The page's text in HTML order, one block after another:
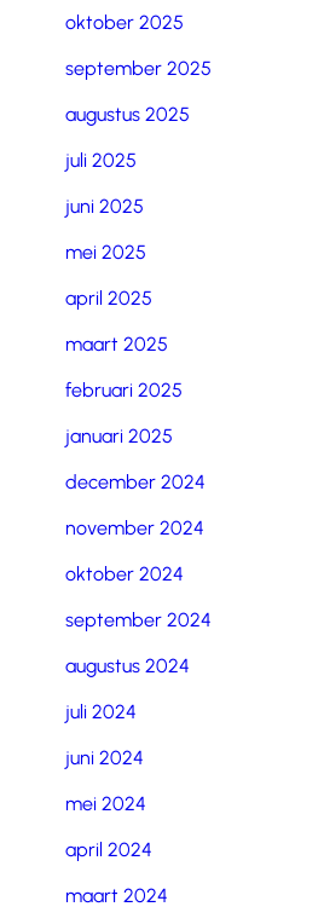
oktober 2025
september 2025
augustus 2025
juli 2025
juni 2025
mei 2025
april 2025
maart 2025
februari 2025
januari 2025
december 2024
november 2024
oktober 2024
september 2024
augustus 2024
juli 2024
juni 2024
mei 2024
april 2024
maart 2024